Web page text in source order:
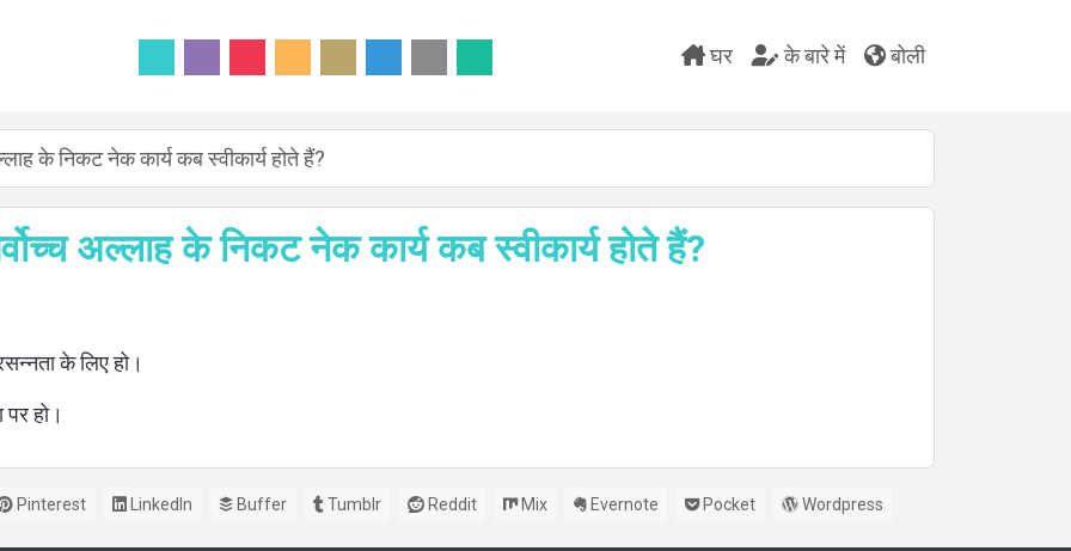
घर के बारे में बोली
के निकट नेक कार्य कब स्वीकार्य होते हैं?
अल्लाह के निकट नेक कार्य कब स्वीकार्य होते हैं?
के लिए हो।
हो।
Pinterest LinkedIn Buffer Tumblr Reddit Mix Evernote Pocket Wordpress